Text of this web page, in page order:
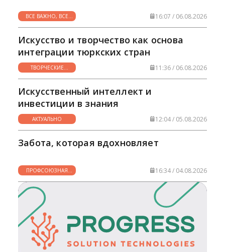
ВСЕ ВАЖНО, ВСЕ
НУЖНО
16:07 / 06.08.2026
Искусство и творчество как основа
интеграции тюркских стран
ТВОРЧЕСКИЕ
ГОРИЗОНТЫ
11:36 / 06.08.2026
Искусственный интеллект и
инвестиции в знания
АКТУАЛЬНО 12:04 / 05.08.2026
Забота, которая вдохновляет
ПРОФСОЮЗНАЯ
ЖИЗНЬ
16:34 / 04.08.2026